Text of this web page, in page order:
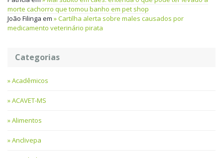
morte cachorro que tomou banho em pet shop
João Filinga em
Cartilha alerta sobre males causados por
medicamento veterinário pirata
Categorias
Acadêmicos
ACAVET-MS
Alimentos
Anclivepa